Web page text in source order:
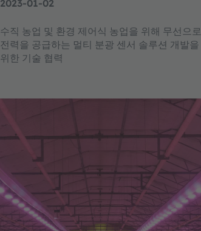
2023-01-02
수직 농업 및 환경 제어식 농업을 위해 무선으로
전력을 공급하는 멀티 분광 센서 솔루션 개발을
위한 기술 협력